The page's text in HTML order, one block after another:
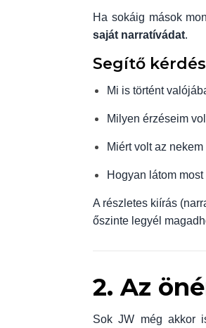
Ha sokáig mások
saját narratívádat.
Segítő
Mi is történt
Milyen érzéseim
Miért volt az
Hogyan látom
A részletes kiírás
őszinte legyél
2. Az
Sok JW még akkor